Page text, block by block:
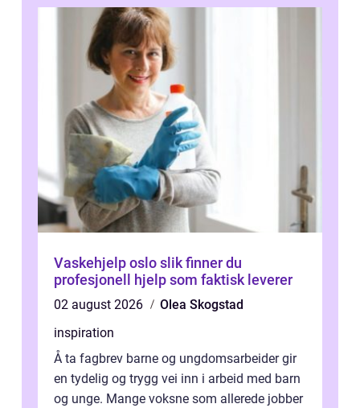
Vaskehjelp oslo slik finner du
profesjonell hjelp som faktisk leverer
02 august 2026
Olea Skogstad
inspiration
Å ta fagbrev barne og ungdomsarbeider gir
en tydelig og trygg vei inn i arbeid med barn
og unge. Mange voksne som allerede jobber